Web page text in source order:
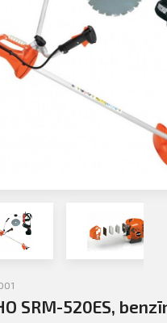
PIETEIKTIES
SRM-520ES,